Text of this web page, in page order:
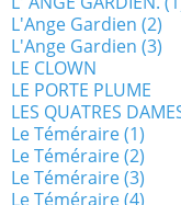
L'Ange Gardien (2)
L'Ange Gardien (3)
LE CLOWN
LE PORTE PLUME
LES QUATRES
Le Téméraire (1)
Le Téméraire (2)
Le Téméraire (3)
Le Téméraire (4)